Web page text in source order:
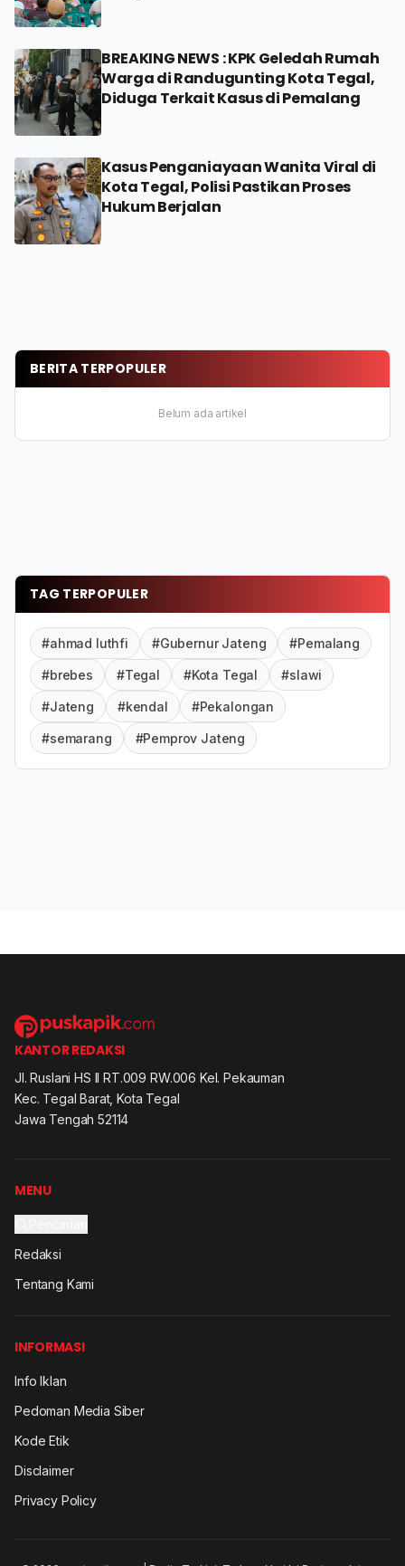
BREAKING NEWS : KPK Geledah Rumah
Warga di Randugunting Kota Tegal,
Diduga Terkait Kasus di Pemalang
Kasus Penganiayaan Wanita Viral di
Kota Tegal, Polisi Pastikan Proses
Hukum Berjalan
BERITA TERPOPULER
Belum ada artikel
TAG TERPOPULER
#ahmad luthfi #Gubernur Jateng #Pemalang
#brebes #Tegal #Kota Tegal #slawi
#Jateng #kendal #Pekalongan
#semarang #Pemprov Jateng
KANTOR REDAKSI
Jl. Ruslani HS II RT.009 RW.006 Kel. Pekauman
Kec. Tegal Barat, Kota Tegal
Jawa Tengah 52114
MENU
Redaksi
Tentang Kami
INFORMASI
Info Iklan
Pedoman Media Siber
Kode Etik
Disclaimer
Privacy Policy